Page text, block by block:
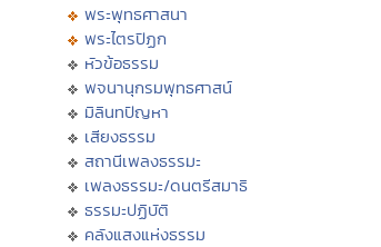
พระพุทธศาสนา
พระไตรปิฏก
หัวข้อธรรม
พจนานุกรมพุทธศาสน์
มิลินทปัญหา
เสียงธรรม
สถานีเพลงธรรมะ
เพลงธรรมะ/ดนตรีสมาธิ
ธรรมะปฏิบัติ
คลังแสงแห่งธรรม